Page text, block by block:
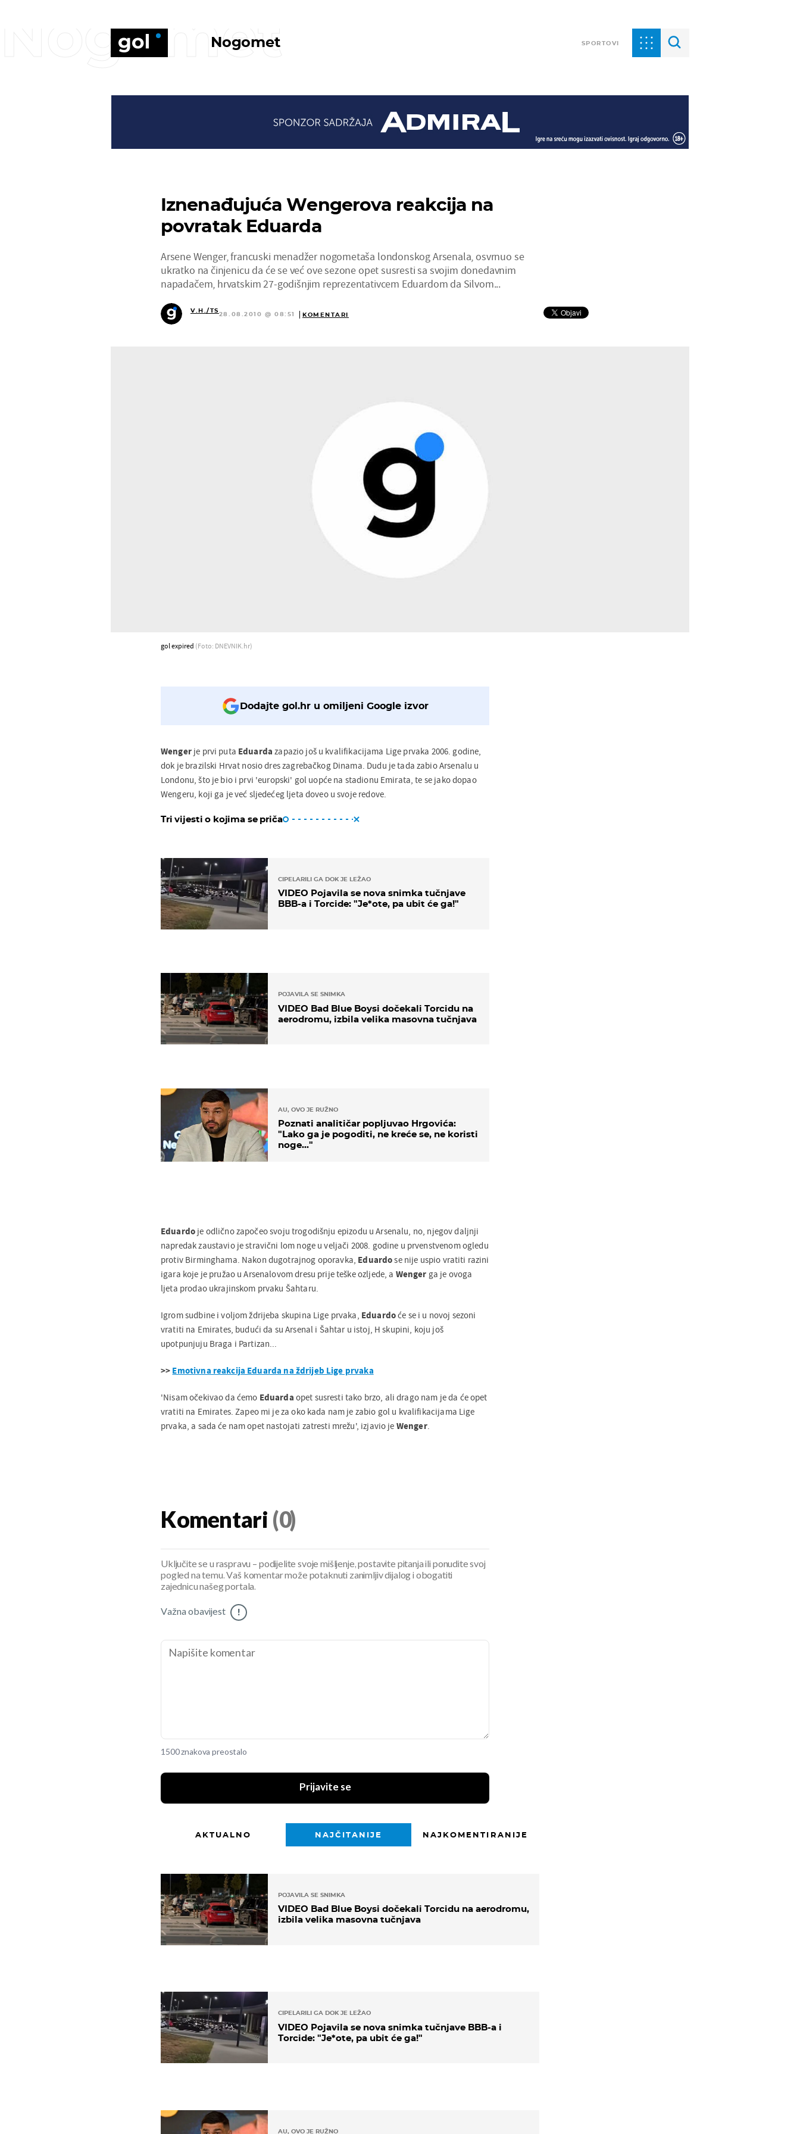
Nogomet SPORTOVI
Nogomet
Iznenađujuća Wengerova reakcija na
povratak Eduarda
Arsene Wenger, francuski menadžer nogometaša londonskog Arsenala, osvrnuo se
ukratko na činjenicu da će se već ove sezone opet susresti sa svojim donedavnim
napadačem, hrvatskim 27-godišnjim reprezentativcem Eduardom da Silvom...
V.H./TS
28.08.2010 @ 08:51 KOMENTARI
gol expired (Foto: DNEVNIK.hr)
Dodajte gol.hr u omiljeni Google izvor
Wengerje prvi puta Eduarda zapazio još u kvalifikacijama Lige prvaka 2006. godine,
dok je brazilski Hrvat nosio dres zagrebačkog Dinama. Dudu je tada zabio Arsenalu u
Londonu, što je bio i prvi 'europski' gol uopće na stadionu Emirata, te se jako dopao
Wengeru, koji ga je već sljedećeg ljeta doveo u svoje redove.
Tri vijesti o kojima se priča
CIPELARILI GA DOK JE LEŽAO
VIDEO Pojavila se nova snimka tučnjave
BBB-a i Torcide: "Je*ote, pa ubit će ga!"
POJAVILA SE SNIMKA
VIDEO Bad Blue Boysi dočekali Torcidu na
aerodromu, izbila velika masovna tučnjava
AU, OVO JE RUŽNO
Poznati analitičar popljuvao Hrgovića:
"Lako ga je pogoditi, ne kreće se, ne koristi
noge..."
Eduardo je odlično započeo svoju trogodišnju epizodu u Arsenalu, no, njegov daljnji
napredak zaustavio je stravični lom noge u veljači 2008. godine u prvenstvenom ogledu
protiv Birminghama. Nakon dugotrajnog oporavka, Eduardose nije uspio vratiti razini
igara koje je pružao u Arsenalovom dresu prije teške ozljede, a Wenger ga je ovoga
ljeta prodao ukrajinskom prvaku Šahtaru.
Igrom sudbine i voljom ždrijeba skupina Lige prvaka, Eduardoće se i u novoj sezoni
vratiti na Emirates, budući da su Arsenal i Šahtar u istoj, H skupini, koju još
upotpunjuju Braga i Partizan...
>> Emotivna reakcija Eduarda na ždrijeb Lige prvaka
'Nisam očekivao da ćemo Eduarda opet susresti tako brzo, ali drago nam je da će opet
vratiti na Emirates. Zapeo mi je za oko kada nam je zabio gol u kvalifikacijama Lige
prvaka, a sada će nam opet nastojati zatresti mrežu', izjavio je Wenger.
Komentari (0)
Uključite se u raspravu – podijelite svoje mišljenje, postavite pitanja ili ponudite svoj
pogled na temu. Vaš komentar može potaknuti zanimljiv dijalog i obogatiti
zajednicu našeg portala.
Važna obavijest !
1500 znakova preostalo
Prijavite se
AKTUALNO NAJČITANIJE NAJKOMENTIRANIJE
POJAVILA SE SNIMKA
VIDEO Bad Blue Boysi dočekali Torcidu na aerodromu,
izbila velika masovna tučnjava
CIPELARILI GA DOK JE LEŽAO
VIDEO Pojavila se nova snimka tučnjave BBB-a i
Torcide: "Je*ote, pa ubit će ga!"
AU, OVO JE RUŽNO